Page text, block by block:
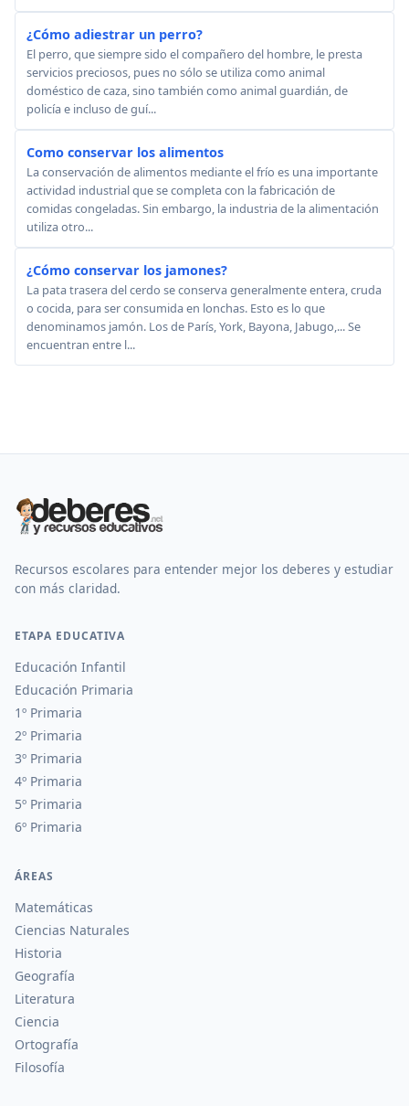
¿Cómo adiestrar un perro?
El perro, que siempre sido el compañero del hombre, le presta
servicios preciosos, pues no sólo se utiliza como animal
doméstico de caza, sino también como animal guardián, de
policía e incluso de guí...
Como conservar los alimentos
La conservación de alimentos mediante el frío es una importante
actividad industrial que se completa con la fabricación de
comidas congeladas. Sin embargo, la industria de la alimentación
utiliza otro...
¿Cómo conservar los jamones?
La pata trasera del cerdo se conserva generalmente entera, cruda
o cocida, para ser consumida en lonchas. Esto es lo que
denominamos jamón. Los de París, York, Bayona, Jabugo,... Se
encuentran entre l...
Recursos escolares para entender mejor los deberes y estudiar
con más claridad.
ETAPA EDUCATIVA
Educación Infantil
Educación Primaria
1º Primaria
2º Primaria
3º Primaria
4º Primaria
5º Primaria
6º Primaria
ÁREAS
Matemáticas
Ciencias Naturales
Historia
Geografía
Literatura
Ciencia
Ortografía
Filosofía